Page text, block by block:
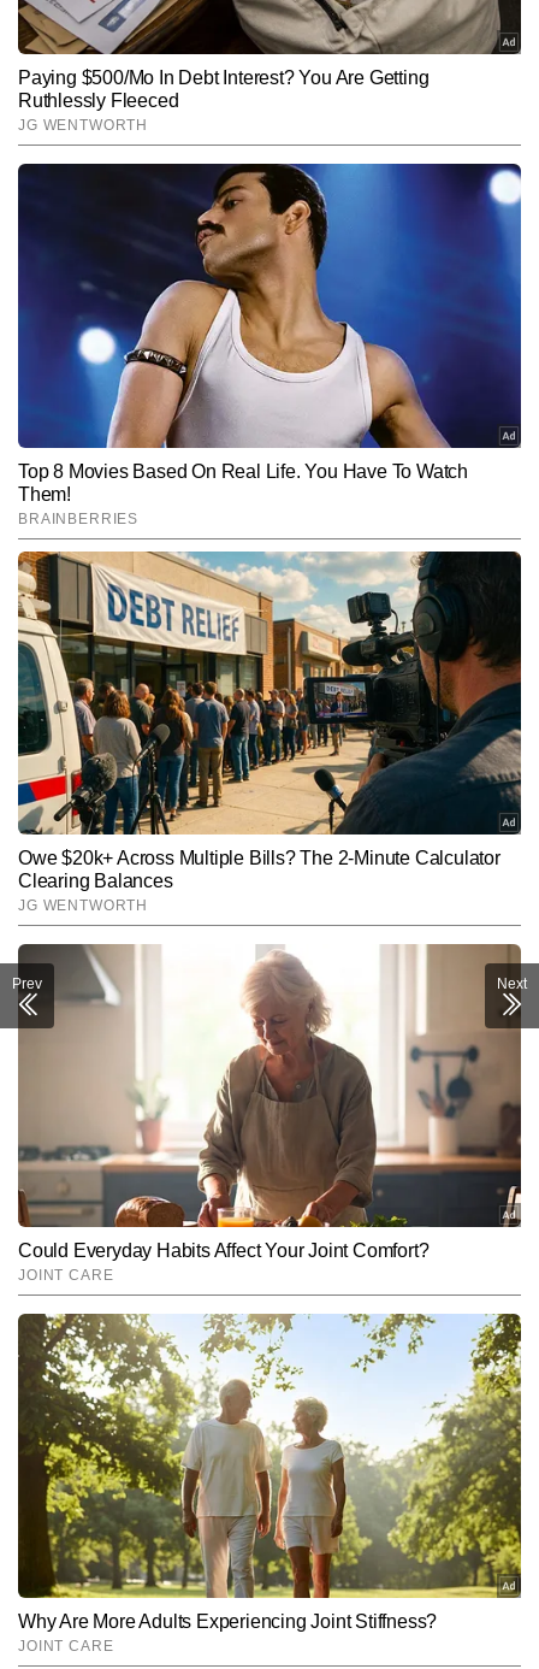
और लेटेस्ट टेक्नोलॉजी का लाभ मिलता है।
Hindi NewsBusiness
AUTHOR
आलोक कुमार टाइम्स नाउ नवभारत डिजिटल में एसोसिएट एडिटर के पद पर कार्यरत
हैं। इलेक्ट्रॉनिक, डिजिटल और प्रिंट मीडिया में 17 वर्षों से अधिक का व्यापक
अनुभव रखने वाले आलोक ने अपने पत्रकारिता करियर में कई प्रमुख कॉर्पोरेट
इवेंट्स और चर्चित स्टोरीज कवर की हैं। वह बिजनेस, बैंकिंग, शेयर मार्केट और
पर्सनल फाइनेंस पर गहरी समझ रखते हैं और जटिल वित्तीय जानकारियों को सरल,
स्पष्ट और पाठक-केंद्रित तरीके से प्रस्तुत करने में माहिर हैं। अब तक आलोक ने
लगभग 18,000 स्टोरीज लिखी हैं। उनकी लेखन शैली भरोसेमंद, विश्लेषणात्मक
और व्यावहारिक जानकारी देने वाली होती है।
Follow Us:
Subscribe to our daily Newsletter!
SUBMIT
Prev Next